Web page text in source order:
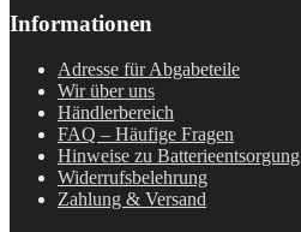
Informationen
Adresse für Abgabeteile
Wir über uns
Händlerbereich
FAQ – Häufige Fragen
Hinweise zu Batterieentsorgung
Widerrufsbelehrung
Zahlung & Versand